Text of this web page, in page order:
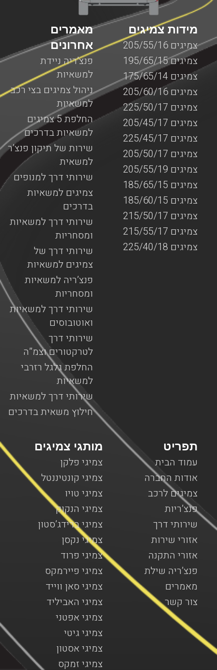
מאמרים
אחרונים
פנצ’ריה ניידת
למשאיות
ניהול צמיגים בצי רכב
למשאיות
החלפת 5 צמיגים
למשאיות בדרכים
שירות של תיקון פנצ’ר
למשאית
שירותי דרך למנופים
צמיגים למשאיות
בדרכים
שירותי דרך למשאיות
ומסחריות
שירותי דרך של
צמיגים למשאיות
פנצ’ריה למשאיות
ומסחריות
שירותי דרך למשאיות
ואוטובוסים
שירותי דרך
לטרקטורים וצמ”ה
החלפת גלגל רזרבי
למשאיות
שירותי דרך למשאיות
חילוץ משאית בדרכים
מידות צמיגים
צמיגים 205/55/16
צמיגים 195/65/15
צמיגים 175/65/14
צמיגים 205/60/16
צמיגים 225/50/17
צמיגים 205/45/17
צמיגים 225/45/17
צמיגים 205/50/17
צמיגים 205/55/19
צמיגים 185/65/15
צמיגים 185/60/15
צמיגים 215/50/17
צמיגים 215/55/17
צמיגים 225/40/18
מותגי צמיגים
צמיגי פלקן
צמיגי קונטיננטל
צמיגי טויו
צמיגי הנקוק
צמיגי ברידג’סטון
צמיגי נקסן
צמיגי פרוד
צמיגי פיירמקס
צמיגי סאן ווייד
צמיגי האביליד
צמיגי אפטני
צמיגי גיטי
צמיגי אסטון
צמיגי זמקס
תפריט
עמוד הבית
אודות החברה
צמיגים לרכב
פנצ’ריות
שירותי דרך
אזורי שירות
אזורי התקנה
פנצ’ריה שילת
מאמרים
צור קשר